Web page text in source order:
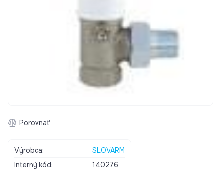
Porovnať
Výrobca:
SLOVARM
Interný kód:
140276